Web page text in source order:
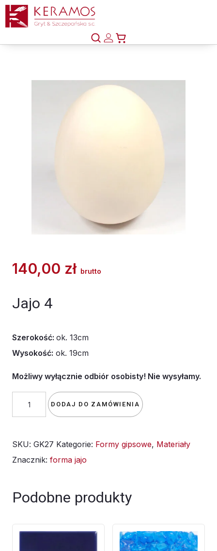
140,00 zł brutto
Jajo 4
Szerokość: ok. 13cm
Wysokość: ok. 19cm
Możliwy wyłącznie odbiór osobisty! Nie wysyłamy.
Jajo
DODAJ DO ZAMÓWIENIA
SKU: GK27 Kategorie: Formy gipsowe, Materiały
Znacznik: forma jajo
Podobne produkty